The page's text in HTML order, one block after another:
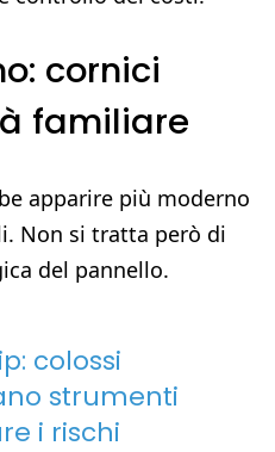
cornici
familiare
apparire più moderno
Non si tratta però di
del pannello.
colossi
strumenti
i rischi